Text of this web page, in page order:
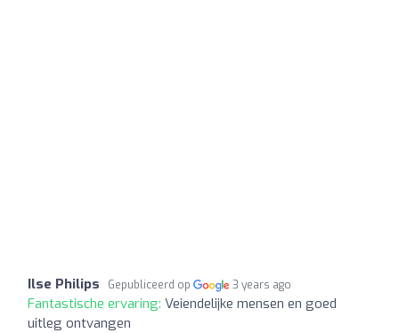
Ilse Philips Gepubliceerd op 3 years ago
Fantastische ervaring: Veiendelijke mensen en goed
uitleg ontvangen